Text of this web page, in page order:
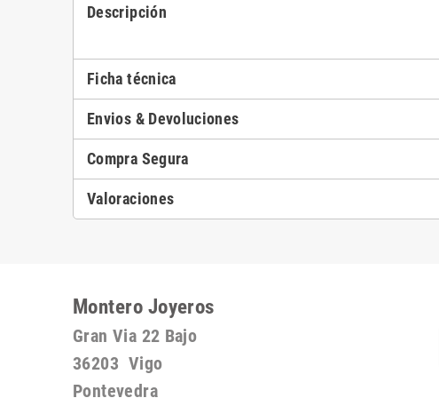
Descripción
Ficha técnica
Envios & Devoluciones
Compra Segura
Valoraciones
Montero Joyeros
Gran Via 22 Bajo
36203 Vigo
Pontevedra